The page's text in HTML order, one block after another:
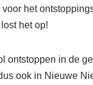
het
het op!
ontstoppen in de
ook in Nieuwe